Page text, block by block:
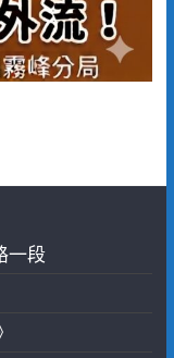
一段